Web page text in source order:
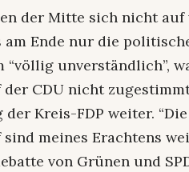
der Mitte sich nicht
am Ende nur die
“völlig unverständlich”,
CDU nicht
Kreis-FDP weiter.
sind meines Erachtens
von Grünen und